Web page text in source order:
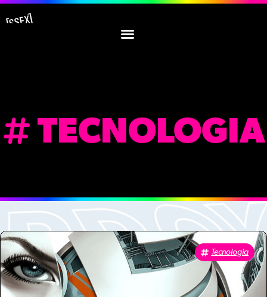
TECNOLOGIA
Tecnologia